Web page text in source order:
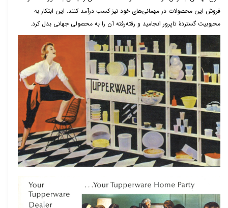
فروش این محصولات در مهمانی‌های خود نیز کسب درآمد کنند. این ابتکار به
محبوبیت گستردۀ تاپرور انجامید و رفته‌رفته آن را به محصولی جهانی بدل کرد.